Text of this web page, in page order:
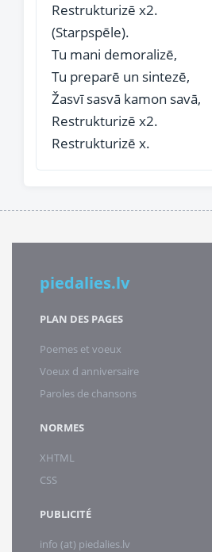
Restrukturizē x2.
(Starpspēle).
Tu mani demoralizē,
Tu preparē un sintezē,
Žasvī sasvā kamon savā,
Restrukturizē x2.
Restrukturizē x.
piedalies.lv
PLAN DES PAGES
Poemes et voeux
Voeux d anniversaire
Paroles de chansons
NORMES
XHTML
CSS
PUBLICITÉ
info (at) piedalies.lv